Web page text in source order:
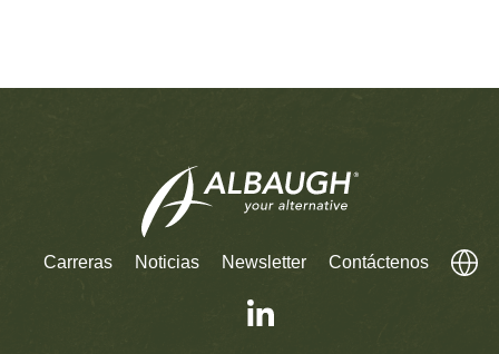
Carreras Noticias Newsletter Contáctenos